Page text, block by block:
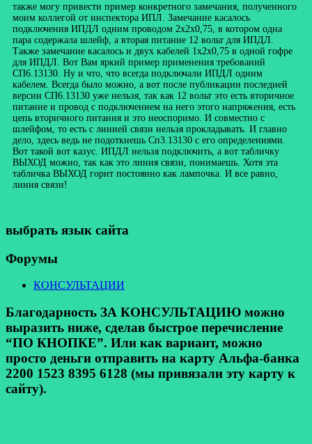
также могу привести пример конкретного замечания, полученного
моим коллегой от инспектора ИПЛ. Замечание касалось
подключения ИПДЛ одним проводом 2х2х0,75, в котором одна
пара содержала шлейф, а вторая питание 12 вольт для ИПДЛ.
Также замечание касалось и двух кабелей 1х2х0,75 в одной гофре
для ИПДЛ. Вот Вам яркий пример применения требований
СП6.13130. Ну и что, что всегда подключали ИПДЛ одним
кабелем. Всегда было можно, а вот после публикации последней
версии СП6.13130 уже нельзя, так как 12 вольт это есть вторичное
питание и провод с подключением на него этого напряжения, есть
цепь вторичного питания и это неоспоримо. И совместно с
шлейфом, то есть с линией связи нельзя прокладывать. И главно
дело, здесь ведь не подоткнешь Сп3.13130 с его определениями.
Вот такой вот казус. ИПДЛ нельзя подключить, а вот табличку
ВЫХОД можно, так как это линия связи, понимаешь. Хотя эта
табличка ВЫХОД горит постоянно как лампочка. И все равно,
линия связи!
выбрать язык сайта
Форумы
КОНСУЛЬТАЦИИ
Благодарность ЗА КОНСУЛЬТАЦИЮ можно
выразить ниже, сделав быстрое перечисление
“ПО КНОПКЕ”. Или как вариант, можно
просто деньги отправить на карту Альфа-банка
2200 1523 8395 6128 (мы привязали эту карту к
сайту).